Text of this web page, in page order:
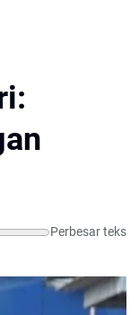
Perbesar teks